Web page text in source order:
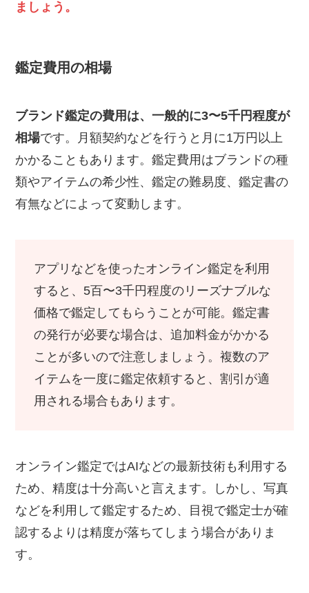
ましょう。
鑑定費用の相場
ブランド鑑定の費用は、一般的に3〜5千円程度が
相場です。月額契約などを行うと月に1万円以上
かかることもあります。鑑定費用はブランドの種
類やアイテムの希少性、鑑定の難易度、鑑定書の
有無などによって変動します。
アプリなどを使ったオンライン鑑定を利用
すると、5百〜3千円程度のリーズナブルな
価格で鑑定してもらうことが可能。鑑定書
の発行が必要な場合は、追加料金がかかる
ことが多いので注意しましょう。複数のア
イテムを一度に鑑定依頼すると、割引が適
用される場合もあります。
オンライン鑑定ではAIなどの最新技術も利用する
ため、精度は十分高いと言えます。しかし、写真
などを利用して鑑定するため、目視で鑑定士が確
認するよりは精度が落ちてしまう場合がありま
す。